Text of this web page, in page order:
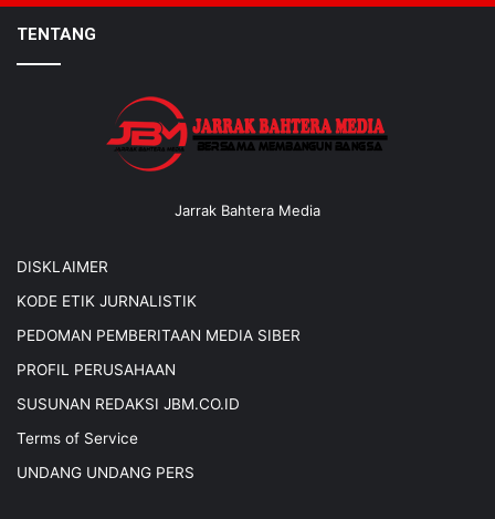
TENTANG
Jarrak Bahtera Media
DISKLAIMER
KODE ETIK JURNALISTIK
PEDOMAN PEMBERITAAN MEDIA SIBER
PROFIL PERUSAHAAN
SUSUNAN REDAKSI JBM.CO.ID
Terms of Service
UNDANG UNDANG PERS